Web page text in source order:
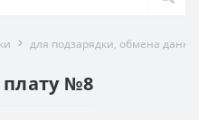
для подзарядки, обмена
плату №8